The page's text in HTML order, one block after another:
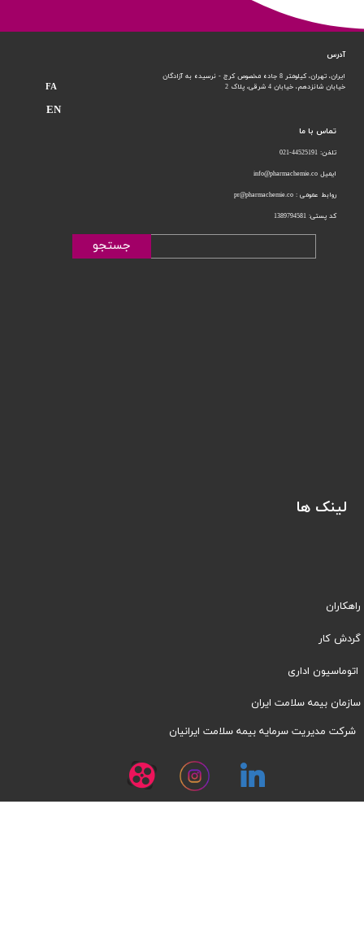
تماس با ما
تلفن: 44525191-021
ایمیل info@pharmachemie.co
روابط عمومی : pr@pharmachemie.co
کد پستی: 1389794581
آدرس
ایران، تهران، کیلومتر 8 جاده مخصوص کرج - نرسیده به آزادگان
خیابان شانزدهم، خیابان 4 شرقی، پلاک 2
جستجو
لینک ها
راهکاران
​​گردش کار
اتوماسیون اداری
سازمان بیمه سلامت ایران
شرکت مدیریت سرمایه بیمه سلامت ایرانیان
FA